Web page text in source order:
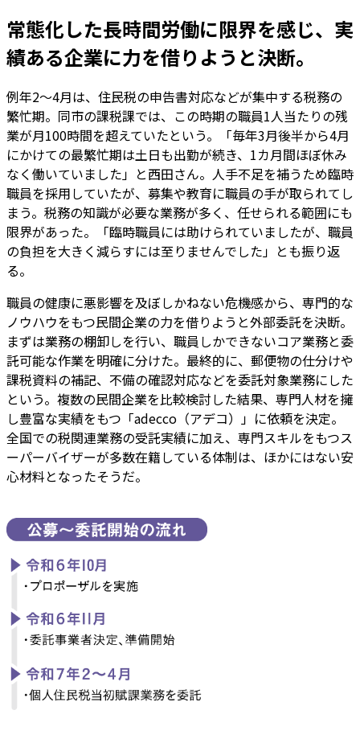
常態化した長時間労働に限界を感じ、実
績ある企業に力を借りようと決断。
例年2～4月は、住民税の申告書対応などが集中する税務の
繁忙期。同市の課税課では、この時期の職員1人当たりの残
業が月100時間を超えていたという。「毎年3月後半から4月
にかけての最繁忙期は土日も出勤が続き、1カ月間ほぼ休み
なく働いていました」と西田さん。人手不足を補うため臨時
職員を採用していたが、募集や教育に職員の手が取られてし
まう。税務の知識が必要な業務が多く、任せられる範囲にも
限界があった。「臨時職員には助けられていましたが、職員
の負担を大きく減らすには至りませんでした」とも振り返
る。
職員の健康に悪影響を及ぼしかねない危機感から、専門的な
ノウハウをもつ民間企業の力を借りようと外部委託を決断。
まずは業務の棚卸しを行い、職員しかできないコア業務と委
託可能な作業を明確に分けた。最終的に、郵便物の仕分けや
課税資料の補記、不備の確認対応などを委託対象業務にした
という。複数の民間企業を比較検討した結果、専門人材を擁
し豊富な実績をもつ「adecco（アデコ）」に依頼を決定。
全国での税関連業務の受託実績に加え、専門スキルをもつス
ーパーバイザーが多数在籍している体制は、ほかにはない安
心材料となったそうだ。